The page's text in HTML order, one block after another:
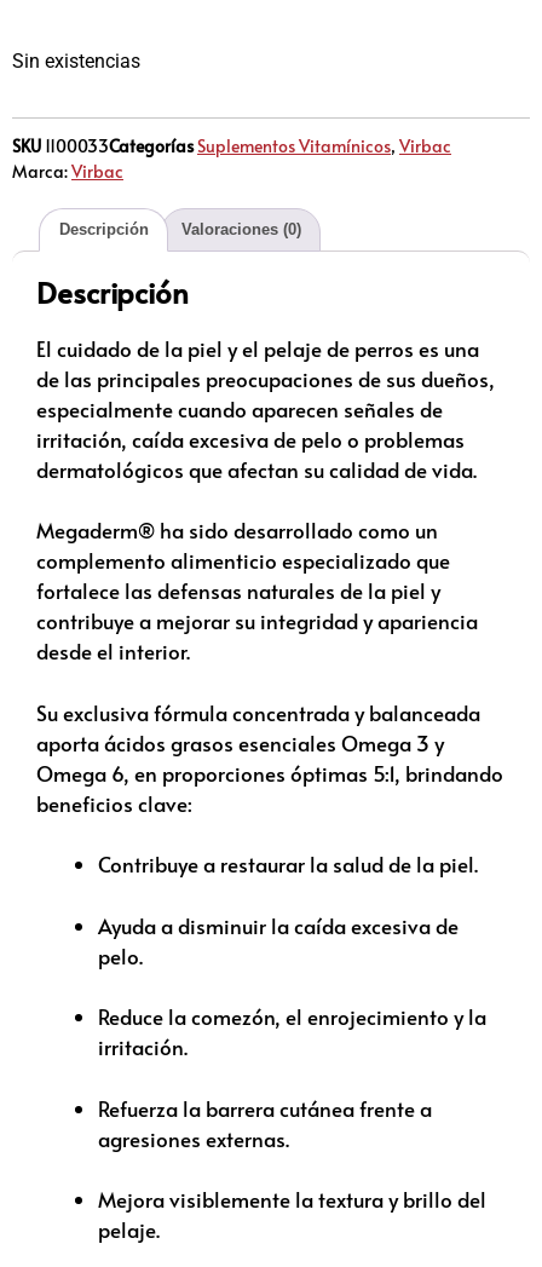
Sin existencias
SKU 1100033CategoríasSuplementos Vitamínicos, Virbac
Marca:Virbac
Descripción Valoraciones (0)
Descripción
El cuidado de la piel y el pelaje de perros es una
de las principales preocupaciones de sus dueños,
especialmente cuando aparecen señales de
irritación, caída excesiva de pelo o problemas
dermatológicos que afectan su calidad de vida.
Megaderm® ha sido desarrollado como un
complemento alimenticio especializado que
fortalece las defensas naturales de la piel y
contribuye a mejorar su integridad y apariencia
desde el interior.
Su exclusiva fórmula concentrada y balanceada
aporta ácidos grasos esenciales Omega 3 y
Omega 6, en proporciones óptimas 5:1, brindando
beneficios clave:
Contribuye a restaurar la salud de la piel.
Ayuda a disminuir la caída excesiva de
pelo.
Reduce la comezón, el enrojecimiento y la
irritación.
Refuerza la barrera cutánea frente a
agresiones externas.
Mejora visiblemente la textura y brillo del
pelaje.